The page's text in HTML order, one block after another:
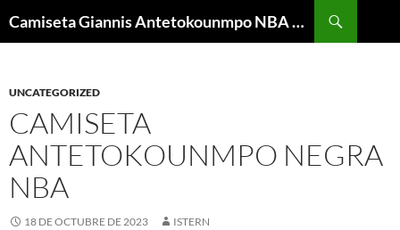
Camiseta Giannis Antetokounmpo NBA Barata
UNCATEGORIZED
CAMISETA
ANTETOKOUNMPO NEGRA
NBA
18 DE OCTUBRE DE 2023 ISTERN